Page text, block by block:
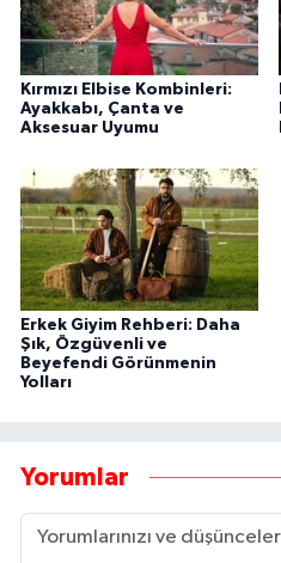
Kırmızı Elbise Kombinleri:
Ayakkabı, Çanta ve
Aksesuar Uyumu
Erkek Giyim Rehberi: Daha
Şık, Özgüvenli ve
Beyefendi Görünmenin
Yolları
Yorumlar